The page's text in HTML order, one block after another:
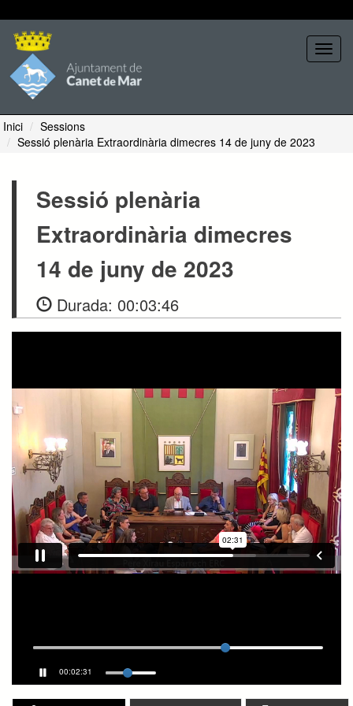
Inici
Sessions
Sessió plenària Extraordinària dimecres 14 de juny de 2023
Sessió plenària
Extraordinària dimecres
14 de juny de 2023
Durada: 00:03:46
00:02:31